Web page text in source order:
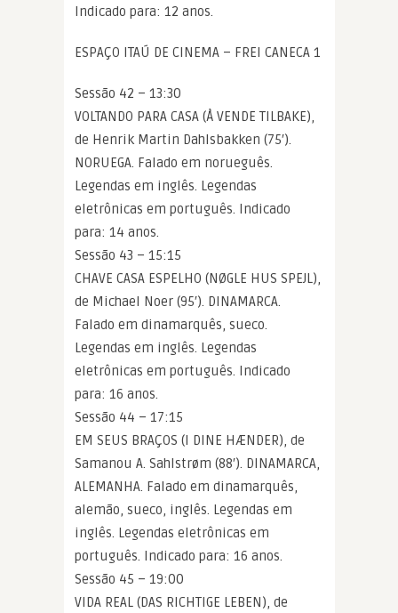
Indicado para: 12 anos.
ESPAÇO ITAÚ DE CINEMA – FREI CANECA 1
Sessão 42 – 13:30
VOLTANDO PARA CASA (Å VENDE TILBAKE),
de Henrik Martin Dahlsbakken (75′).
NORUEGA. Falado em norueguês.
Legendas em inglês. Legendas
eletrônicas em português. Indicado
para: 14 anos.
Sessão 43 – 15:15
CHAVE CASA ESPELHO (NØGLE HUS SPEJL),
de Michael Noer (95′). DINAMARCA.
Falado em dinamarquês, sueco.
Legendas em inglês. Legendas
eletrônicas em português. Indicado
para: 16 anos.
Sessão 44 – 17:15
EM SEUS BRAÇOS (I DINE HÆNDER), de
Samanou A. Sahlstrøm (88′). DINAMARCA,
ALEMANHA. Falado em dinamarquês,
alemão, sueco, inglês. Legendas em
inglês. Legendas eletrônicas em
português. Indicado para: 16 anos.
Sessão 45 – 19:00
VIDA REAL (DAS RICHTIGE LEBEN), de